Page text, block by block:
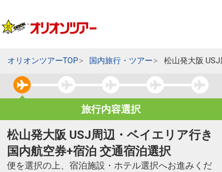
オリオンツアーTOP 国内旅行・ツアー 松山発大阪
旅行内容選択
松山発大阪 USJ周辺・ベイエリア行き
国内航空券+宿泊 交通宿泊選択
便を選択の上、宿泊施設・ホテル選択へお進みくだ